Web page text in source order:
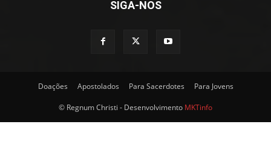
SIGA-NOS
Doações Apostolados Para Sacerdotes Para Jovens
© Regnum Christi - Desenvolvimento MKTinfo